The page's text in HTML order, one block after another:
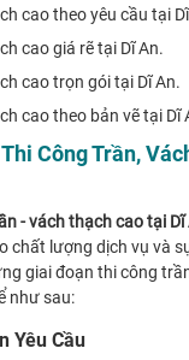
cao theo yêu cầu tại
cao giá rẽ tại Dĩ An.
cao trọn gói tại Dĩ An.
cao theo bản vẽ tại Dĩ
Công Trần,
- vách thạch cao tại Dĩ
chất lượng dịch vụ và
giai đoạn thi công
như sau:
Yêu Cầu